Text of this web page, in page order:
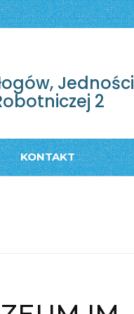
Jedności
2
KONTAKT